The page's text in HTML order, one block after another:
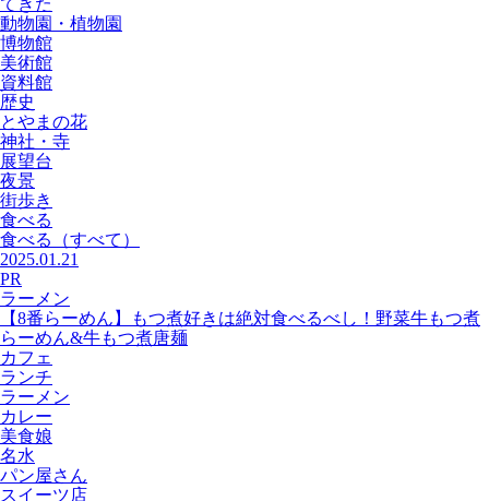
てきた
動物園・植物園
博物館
美術館
資料館
歴史
とやまの花
神社・寺
展望台
夜景
街歩き
食べる
食べる
（すべて）
2025.01.21
PR
ラーメン
【8番らーめん】もつ煮好きは絶対食べるべし！野菜牛もつ煮
らーめん&牛もつ煮唐麺
カフェ
ランチ
ラーメン
カレー
美食娘
名水
パン屋さん
スイーツ店